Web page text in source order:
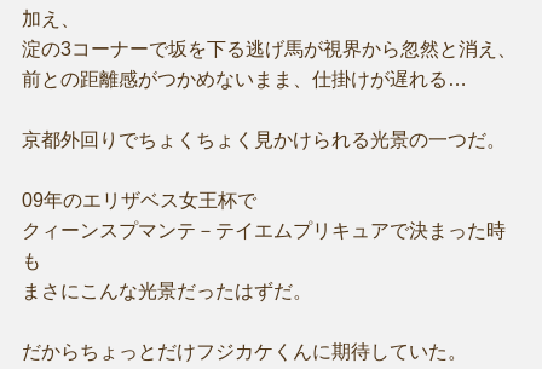
加え、
淀の3コーナーで坂を下る逃げ馬が視界から忽然と消え、
前との距離感がつかめないまま、仕掛けが遅れる…
京都外回りでちょくちょく見かけられる光景の一つだ。
09年のエリザベス女王杯で
クィーンスプマンテ－テイエムプリキュアで決まった時
も
まさにこんな光景だったはずだ。
だからちょっとだけフジカケくんに期待していた。